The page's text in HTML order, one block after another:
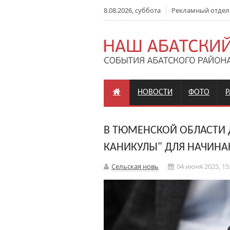
8.08.2026, суббота Рекламный отдел:
НОВОСТИ ФОТО
В ТЮМЕНСКОЙ ОБЛАСТИ
КАНИКУЛЫ" ДЛЯ
Сельская новь 04 июня 2025,